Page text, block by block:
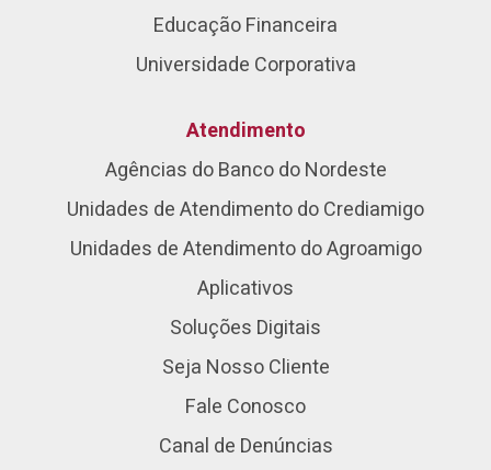
Educação Financeira
Universidade Corporativa
Atendimento
Agências do Banco do Nordeste
Unidades de Atendimento do Crediamigo
Unidades de Atendimento do Agroamigo
Aplicativos
Soluções Digitais
Seja Nosso Cliente
Fale Conosco
Canal de Denúncias